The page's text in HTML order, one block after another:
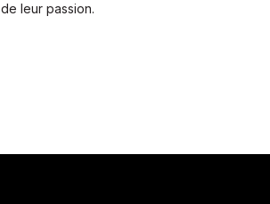
de leur passion.